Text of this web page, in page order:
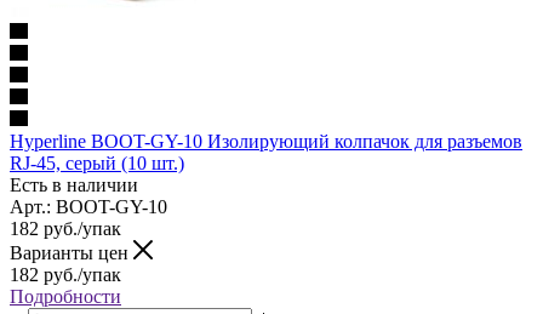
Hyperline BOOT-GY-10 Изолирующий колпачок для разъемов
RJ-45, серый (10 шт.)
Есть в наличии
Арт.: BOOT-GY-10
182 руб./упак
Варианты цен
182 руб./упак
Подробности